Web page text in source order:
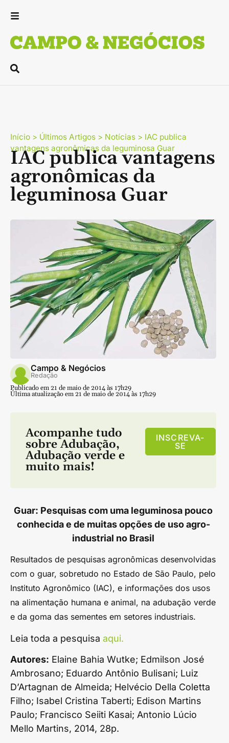
Início > Últimos Artigos > Notícias > IAC publica
vantagens agronômicas da leguminosa Guar
IAC publica vantagens
agronômicas da
leguminosa Guar
Campo & Negócios
Redação
Publicado em 21 de maio de 2014 às 17h29
Última atualização em 21 de maio de 2014 às 17h29
Acompanhe tudo
sobre Adubação,
Adubação verde e
muito mais!
INSCREVA-
SE
Guar: Pesquisas com uma leguminosa pouco
conhecida e de muitas opções de uso agro-
industrial no Brasil
Resultados de pesquisas agronômicas desenvolvidas
com o guar, sobretudo no Estado de São Paulo, pelo
Instituto Agronômico (IAC), e informações dos usos
na alimentação humana e animal, na adubação verde
e da goma das sementes em setores industriais.
Leia toda a pesquisa aqui.
Autores: Elaine Bahia Wutke; Edmilson José
Ambrosano; Eduardo Antônio Bulisani; Luiz
D’Artagnan de Almeida; Helvécio Della Coletta
Filho; Isabel Cristina Taberti; Edison Martins
Paulo; Francisco Seiiti Kasai; Antonio Lúcio
Mello Martins, 2014, 28p.